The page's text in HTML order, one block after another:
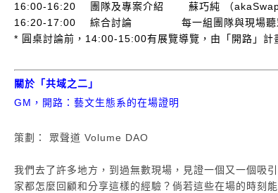
16:00-16:20
團隊及專案介紹
蘇巧純 （akaSwap
16:20-17:00
綜合討論
每一組團隊與現場聽
* 圓桌討論前，14:00-15:00有展覽導覽，由「開路」計
關於「共域之二」
GM，開路：藝文生態系的在場證明
策劃： 眾聲道 Volume DAO
我們去了許多地方，到過無數現場，見證一個又一個吸
家都怎麼回顧和分享這樣的經驗？倘若這些在場的時刻